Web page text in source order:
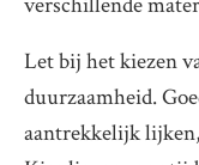
Let bij het kiezen
duurzaamheid.
aantrekkelijk